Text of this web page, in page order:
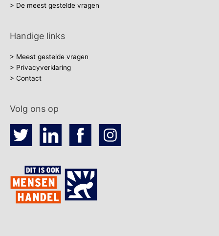
> De meest gestelde vragen
Handige links
> Meest gestelde vragen
> Privacyverklaring
> Contact
Volg ons op